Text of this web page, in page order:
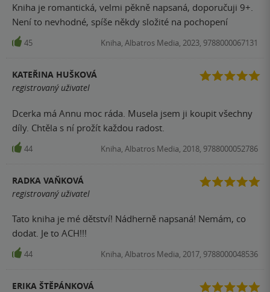
Kniha je romantická, velmi pěkně napsaná, doporučuji 9+.
Není to nevhodné, spíše někdy složité na pochopení
45 Kniha, Albatros Media, 2023, 9788000067131
KATEŘINA HUŠKOVÁ
registrovaný uživatel
Dcerka má Annu moc ráda. Musela jsem ji koupit všechny
díly. Chtěla s ní prožít každou radost.
44 Kniha, Albatros Media, 2018, 9788000052786
RADKA VAŇKOVÁ
registrovaný uživatel
Tato kniha je mé dětství! Nádherně napsaná! Nemám, co
dodat. Je to ACH!!!
44 Kniha, Albatros Media, 2017, 9788000048536
ERIKA ŠTĚPÁNKOVÁ